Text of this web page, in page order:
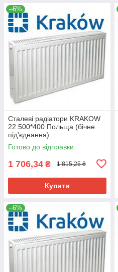
–6%
Сталеві радіатори KRAKOW
22 500*400 Польща (бічне
під'єднання)
Готово до відправки
1 706,34 ₴ 1 815,25 ₴
Купити
–6%